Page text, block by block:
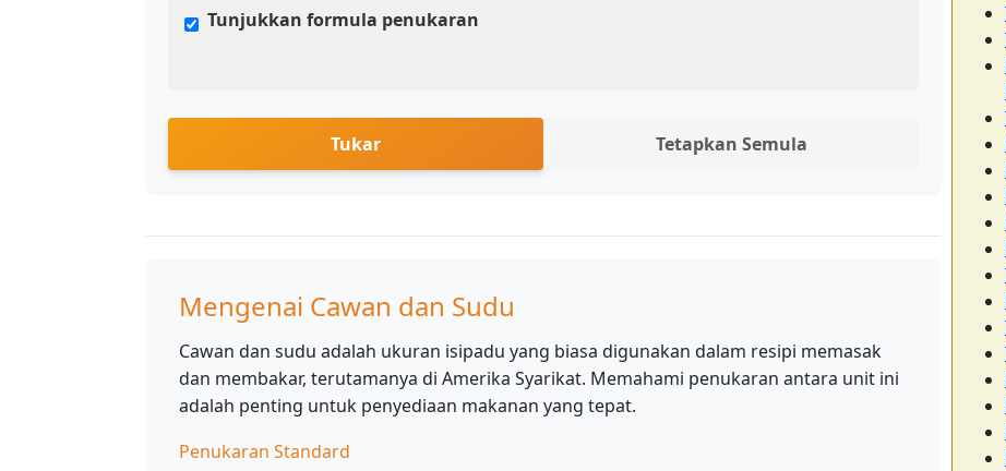
Tunjukkan formula penukaran
Tukar Tetapkan Semula
Mengenai Cawan dan Sudu
Cawan dan sudu adalah ukuran isipadu yang biasa digunakan dalam resipi memasak
dan membakar, terutamanya di Amerika Syarikat. Memahami penukaran antara unit ini
adalah penting untuk penyediaan makanan yang tepat.
Penukaran Standard